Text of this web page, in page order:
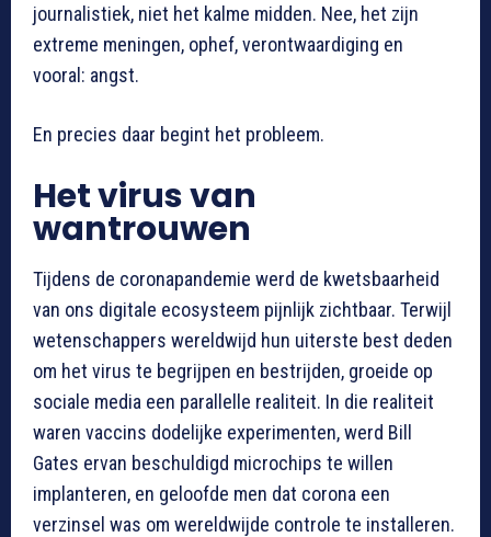
journalistiek, niet het kalme midden. Nee, het zijn
extreme meningen, ophef, verontwaardiging en
vooral: angst.
En precies daar begint het probleem.
Het virus van
wantrouwen
Tijdens de coronapandemie werd de kwetsbaarheid
van ons digitale ecosysteem pijnlijk zichtbaar. Terwijl
wetenschappers wereldwijd hun uiterste best deden
om het virus te begrijpen en bestrijden, groeide op
sociale media een parallelle realiteit. In die realiteit
waren vaccins dodelijke experimenten, werd Bill
Gates ervan beschuldigd microchips te willen
implanteren, en geloofde men dat corona een
verzinsel was om wereldwijde controle te installeren.